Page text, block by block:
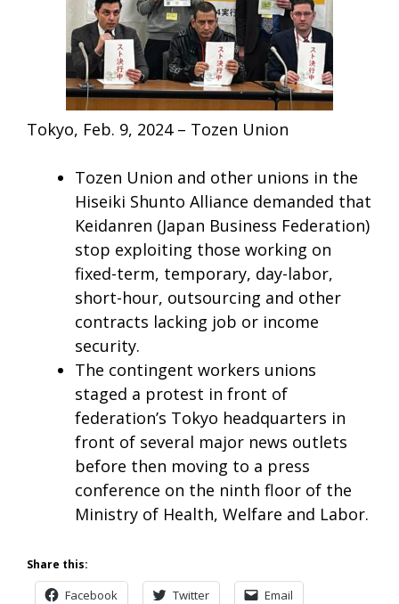
Tokyo, Feb. 9, 2024 – Tozen Union
Tozen Union and other unions in the
Hiseiki Shunto Alliance demanded that
Keidanren (Japan Business Federation)
stop exploiting those working on
fixed-term, temporary, day-labor,
short-hour, outsourcing and other
contracts lacking job or income
security.
The contingent workers unions
staged a protest in front of
federation’s Tokyo headquarters in
front of several major news outlets
before then moving to a press
conference on the ninth floor of the
Ministry of Health, Welfare and Labor.
Share this:
Facebook Twitter Email